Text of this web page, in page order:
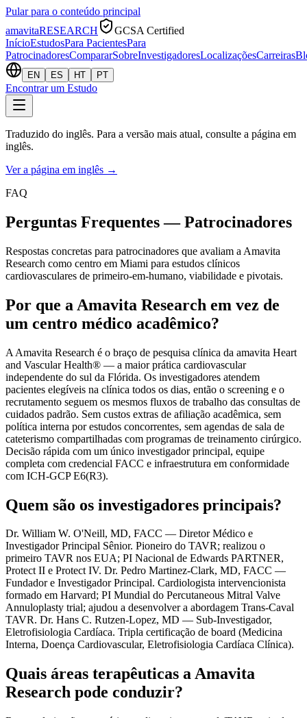
Pular para o conteúdo principal
amavitaRESEARCH
GCSA Certified
InícioEstudosPara PacientesPara
PatrocinadoresCompararSobreInvestigadoresLocalizaçõesCarreiras
EN ES HT PT
Encontrar um Estudo
Traduzido do inglês. Para a versão mais atual, consulte a página em
inglês.
Ver a página em inglês →
FAQ
Perguntas Frequentes — Patrocinadores
Respostas concretas para patrocinadores que avaliam a Amavita
Research como centro em Miami para estudos clínicos
cardiovasculares de primeiro-em-humano, viabilidade e pivotais.
Por que a Amavita Research em vez de
um centro médico acadêmico?
A Amavita Research é o braço de pesquisa clínica da amavita Heart
and Vascular Health® — a maior prática cardiovascular
independente do sul da Flórida. Os investigadores atendem
pacientes elegíveis na clínica todos os dias, então o screening e o
recrutamento seguem os mesmos fluxos de trabalho das consultas de
cuidados padrão. Sem custos extras de afiliação acadêmica, sem
política interna por estudos concorrentes, sem agendas de sala de
cateterismo compartilhadas com programas de treinamento cirúrgico.
Decisão rápida com um único investigador principal, equipe
completa com credencial FACC e infraestrutura em conformidade
com ICH-GCP E6(R3).
Quem são os investigadores principais?
Dr. William W. O'Neill, MD, FACC — Diretor Médico e
Investigador Principal Sênior. Pioneiro do TAVR; realizou o
primeiro TAVR nos EUA; PI Nacional de Edwards PARTNER,
Protect II e Protect IV. Dr. Pedro Martinez-Clark, MD, FACC —
Fundador e Investigador Principal. Cardiologista intervencionista
formado em Harvard; PI Mundial do Percutaneous Mitral Valve
Annuloplasty trial; ajudou a desenvolver a abordagem Trans-Caval
TAVR. Dr. Hans C. Rutzen-Lopez, MD — Sub-Investigador,
Eletrofisiologia Cardíaca. Tripla certificação de board (Medicina
Interna, Doença Cardiovascular, Eletrofisiologia Cardíaca Clínica).
Quais áreas terapêuticas a Amavita
Research pode conduzir?